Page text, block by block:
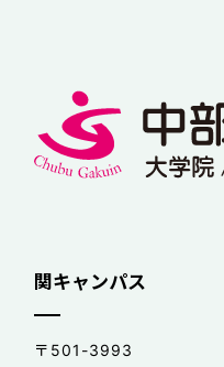
関キャンパス
〒501-3993